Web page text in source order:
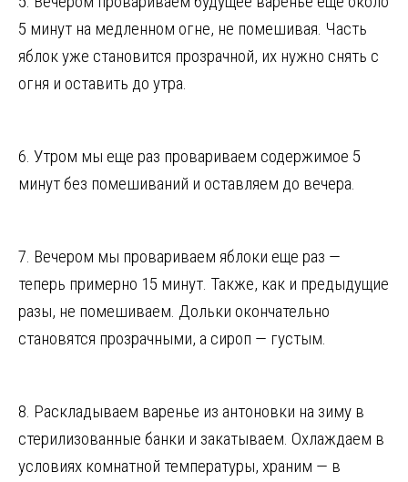
5 минут на медленном огне, не помешивая. Часть
яблок уже становится прозрачной, их нужно снять с
огня и оставить до утра.
6. Утром мы еще раз провариваем содержимое 5
минут без помешиваний и оставляем до вечера.
7. Вечером мы провариваем яблоки еще раз —
теперь примерно 15 минут. Также, как и предыдущие
разы, не помешиваем. Дольки окончательно
становятся прозрачными, а сироп — густым.
8. Раскладываем варенье из антоновки на зиму в
стерилизованные банки и закатываем. Охлаждаем в
условиях комнатной температуры, храним — в